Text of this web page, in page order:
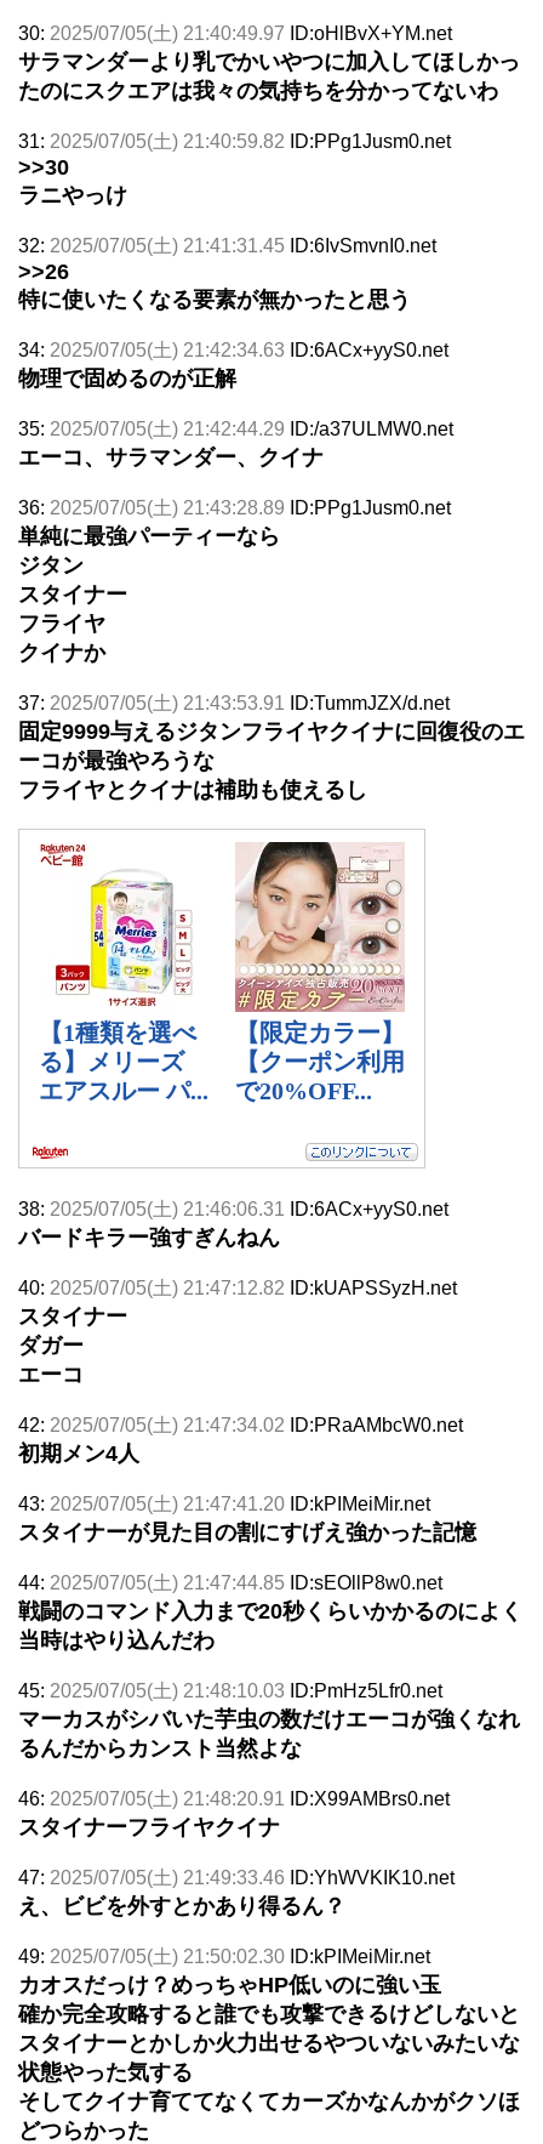
30: 2025/07/05(土) 21:40:49.97 ID:oHlBvX+YM.net
サラマンダーより乳でかいやつに加入してほしかっ
たのにスクエアは我々の気持ちを分かってないわ
31: 2025/07/05(土) 21:40:59.82 ID:PPg1Jusm0.net
>>30
ラニやっけ
32: 2025/07/05(土) 21:41:31.45 ID:6IvSmvnI0.net
>>26
特に使いたくなる要素が無かったと思う
34: 2025/07/05(土) 21:42:34.63 ID:6ACx+yyS0.net
物理で固めるのが正解
35: 2025/07/05(土) 21:42:44.29 ID:/a37ULMW0.net
エーコ、サラマンダー、クイナ
36: 2025/07/05(土) 21:43:28.89 ID:PPg1Jusm0.net
単純に最強パーティーなら
ジタン
スタイナー
フライヤ
クイナか
37: 2025/07/05(土) 21:43:53.91 ID:TummJZX/d.net
固定9999与えるジタンフライヤクイナに回復役のエ
ーコが最強やろうな
フライヤとクイナは補助も使えるし
38: 2025/07/05(土) 21:46:06.31 ID:6ACx+yyS0.net
バードキラー強すぎんねん
40: 2025/07/05(土) 21:47:12.82 ID:kUAPSSyzH.net
スタイナー
ダガー
エーコ
42: 2025/07/05(土) 21:47:34.02 ID:PRaAMbcW0.net
初期メン4人
43: 2025/07/05(土) 21:47:41.20 ID:kPIMeiMir.net
スタイナーが見た目の割にすげえ強かった記憶
44: 2025/07/05(土) 21:47:44.85 ID:sEOllP8w0.net
戦闘のコマンド入力まで20秒くらいかかるのによく
当時はやり込んだわ
45: 2025/07/05(土) 21:48:10.03 ID:PmHz5Lfr0.net
マーカスがシバいた芋虫の数だけエーコが強くなれ
るんだからカンスト当然よな
46: 2025/07/05(土) 21:48:20.91 ID:X99AMBrs0.net
スタイナーフライヤクイナ
47: 2025/07/05(土) 21:49:33.46 ID:YhWVKIK10.net
え、ビビを外すとかあり得るん？
49: 2025/07/05(土) 21:50:02.30 ID:kPIMeiMir.net
カオスだっけ？めっちゃHP低いのに強い玉
確か完全攻略すると誰でも攻撃できるけどしないと
スタイナーとかしか火力出せるやついないみたいな
状態やった気する
そしてクイナ育ててなくてカーズかなんかがクソほ
どつらかった